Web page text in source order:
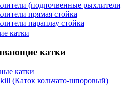
(подпочвенные
прямая стойка
параплау стойка
катки
катки
катки
(Каток кольчато-шпоровый)